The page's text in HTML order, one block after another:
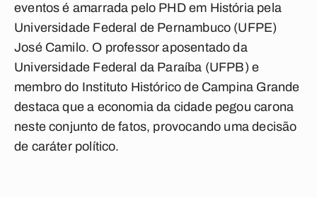
eventos é amarrada pelo PHD em História pela
Universidade Federal de Pernambuco (UFPE)
José Camilo. O professor aposentado da
Universidade Federal da Paraíba (UFPB) e
membro do Instituto Histórico de Campina Grande
destaca que a economia da cidade pegou carona
neste conjunto de fatos, provocando uma decisão
de caráter político.